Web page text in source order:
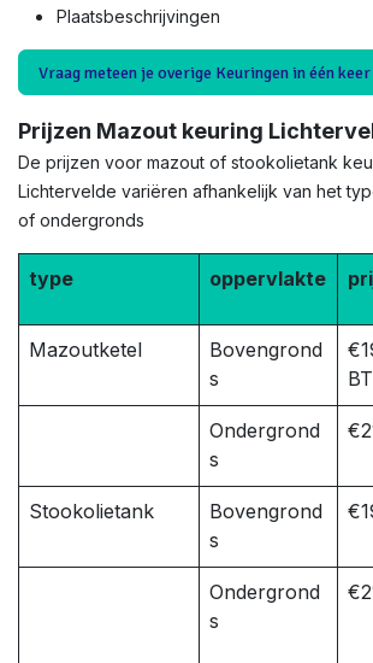
Plaatsbeschrijvingen
Vraag meteen je overige Keuringen in één
Prijzen Mazout keuring
De prijzen voor mazout of stookolietank
Lichtervelde variëren afhankelijk van het
of ondergronds
type oppervlakte
Mazoutketel
Bovengrond
s
Ondergrond
s
Stookolietank
Bovengrond
s
Ondergrond
s